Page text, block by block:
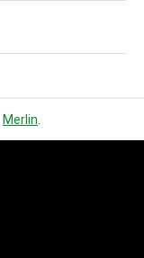
Merlin